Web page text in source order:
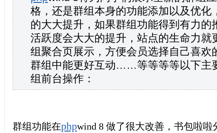
格 ，还是群组本身的功能添加以及优
的大大提升，如果群组功能得到有力的
活跃度会大大的提升，站点的生命力就
组聚合页展示，方便会员选择自己喜欢
群组中能更好互动……等等等等以下主
组前台操作：
群组功能在phpwind 8 做了很大改善，书包啦